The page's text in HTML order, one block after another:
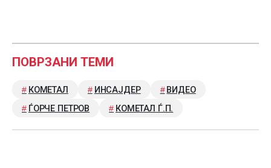
ПОВРЗАНИ ТЕМИ
КОМЕТАЛ ИНСАЈДЕР
ВИДЕО
ЃОРЧЕ ПЕТРОВ
КОМЕТАЛ Ѓ.П.